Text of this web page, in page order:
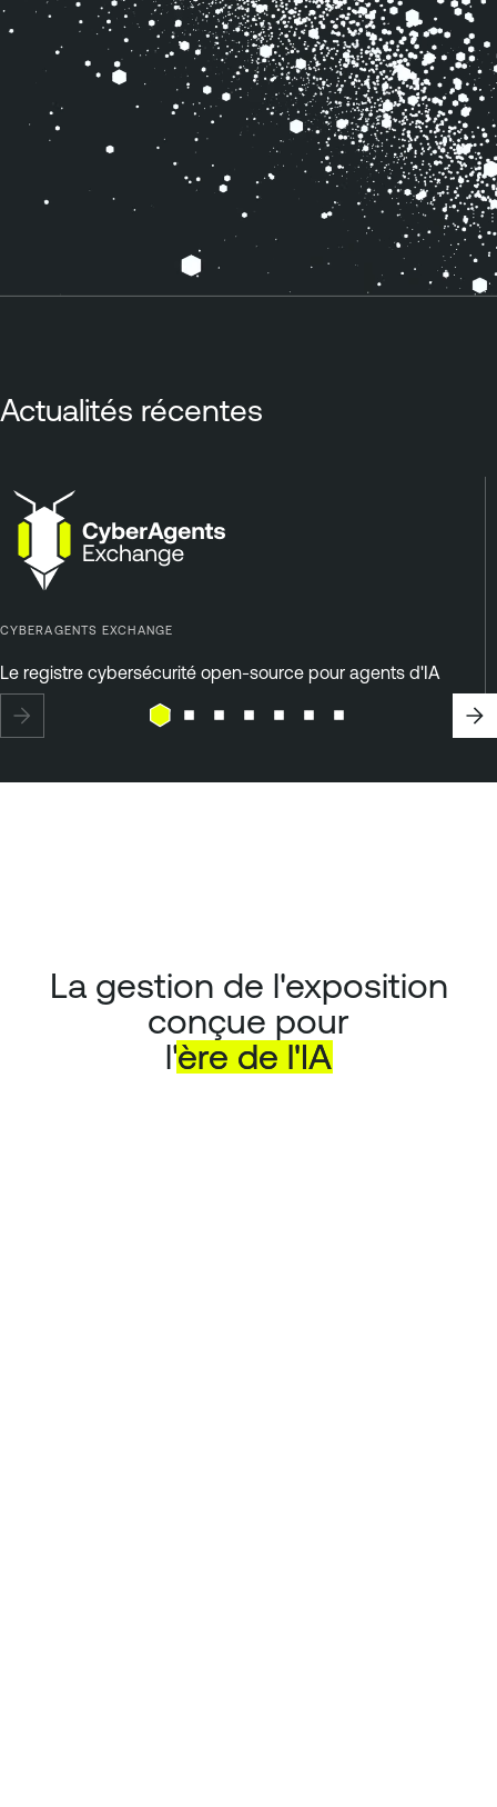
Actualités récentes
CYBERAGENTS EXCHANGE
Le registre cybersécurité open-source pour agents d'IA
La gestion de l'exposition
conçue pour
l'ère de l'IA